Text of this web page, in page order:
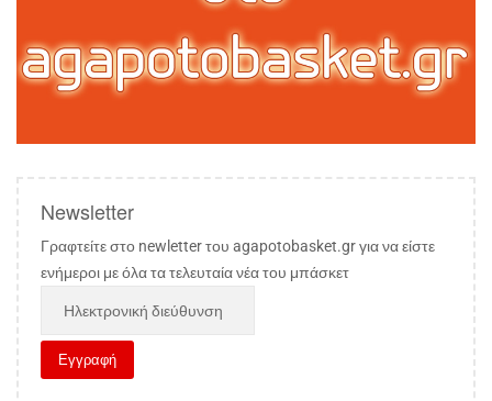
Newsletter
Γραφτείτε στο newletter του agapotobasket.gr για να είστε
ενήμεροι με όλα τα τελευταία νέα του μπάσκετ